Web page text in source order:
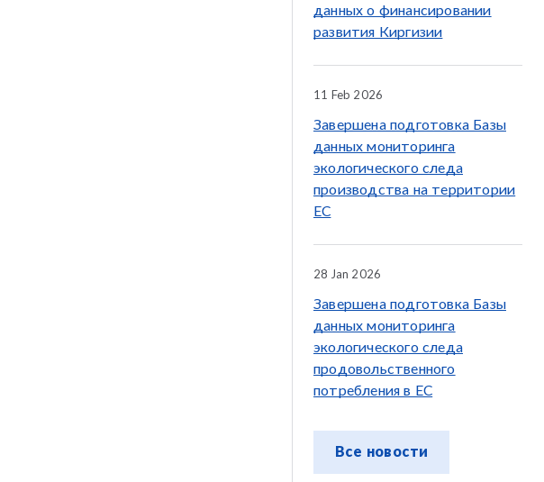
данных о финансировании
развития Киргизии
11 Feb 2026
Завершена подготовка Базы
данных мониторинга
экологического следа
производства на территории
ЕС
28 Jan 2026
Завершена подготовка Базы
данных мониторинга
экологического следа
продовольственного
потребления в ЕС
Все новости